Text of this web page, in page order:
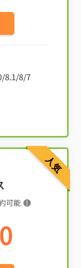
8.1/8/7
人気
可能 !